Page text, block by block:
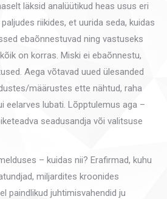
läksid analüütikud heas usus eri
riikides, et uurida seda, kuidas
ebaõnnestuvad ning vastuseks
on korras. Miski ei ebaõnnestu,
Aega võtavad uued ülesanded
määrustes ette nähtud, raha
eelarves lubati. Lõpptulemus aga –
seadusandja või valitsuse
– kuidas nii? Erafirmad, kuhu
miljardites kroonides
paindlikud juhtimisvahendid ju